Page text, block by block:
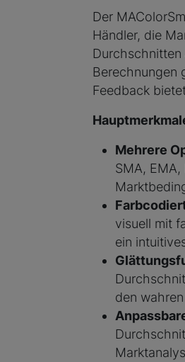
Der
Händler, die
Durchschnitten
Berechnungen
Feedback
Mehrere
SMA,
visuell mit
ein
den